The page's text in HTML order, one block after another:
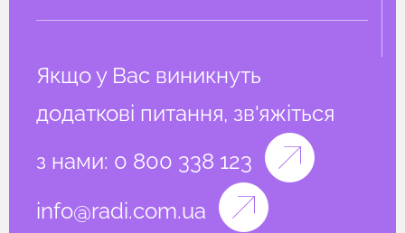
Якщо у Вас виникнуть
додаткові питання, зв'яжіться
з нами: 0 800 338 123
info@radi.com.ua